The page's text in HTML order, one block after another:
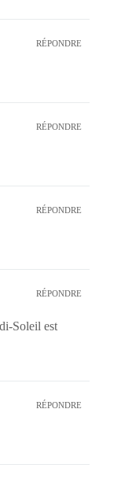
RÉPONDRE
RÉPONDRE
RÉPONDRE
RÉPONDRE
Soleil est
RÉPONDRE